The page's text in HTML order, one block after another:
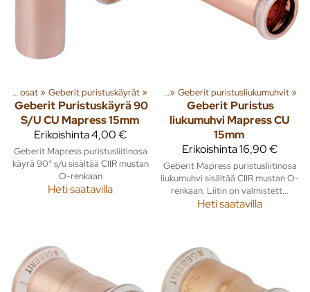
Kupariputket ja osat‪» Geberit puristuskäyrät‪»
Geberit Puristuskäyrä 90
S/U CU Mapress 15mm
Erikoishinta4,00 €
Geberit Mapress puristusliitinosa
käyrä 90° s/u sisältää CIIR mustan
O-renkaan
Heti saatavilla
Putket ja liittimet‪»Kupariputket ja osat‪» Geberit puristusliukumuhvit‪»
Geberit Puristus
liukumuhvi Mapress CU
15mm
Erikoishinta16,90 €
Geberit Mapress puristusliitinosa
liukumuhvi sisältää CIIR mustan O-
renkaan. Liitin on valmistett...
Heti saatavilla